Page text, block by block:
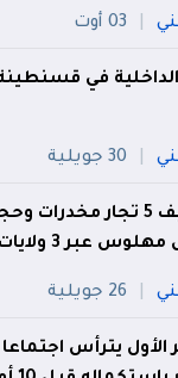
03 أوت
الداخلية في
30 جويلية
عبر 3 ولايات
26 جويلية
الأول يترأس